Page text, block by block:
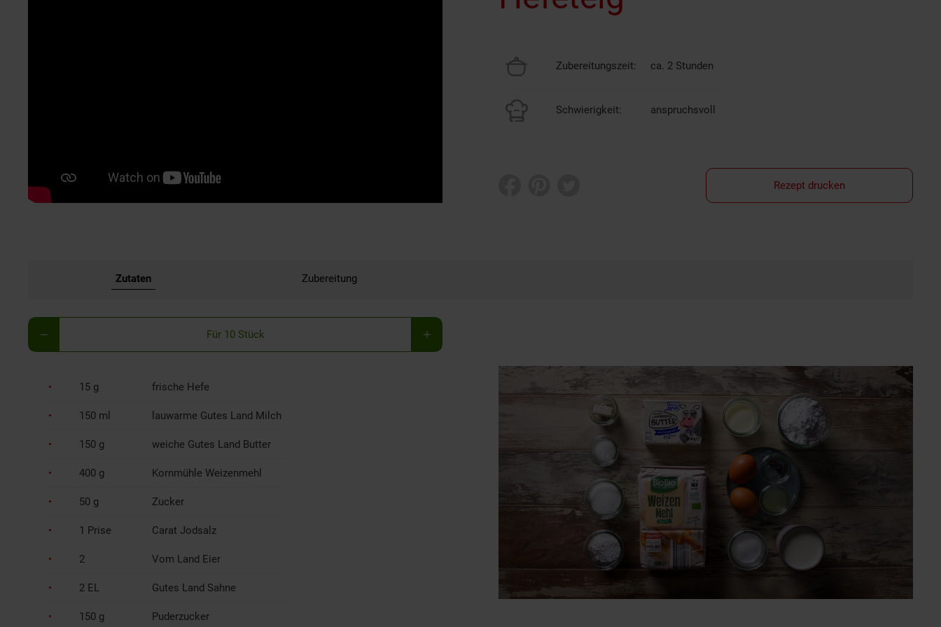
Zubereitungszeit: ca. 2 Stunden
Schwierigkeit: anspruchsvoll
Rezept drucken
Zutaten Zubereitung
Für 10 Stück
15 g frische Hefe
150 ml lauwarme Gutes Land Milch
150 g weiche Gutes Land Butter
400 g Kornmühle Weizenmehl
50 g Zucker
1 Prise Carat Jodsalz
2 Vom Land Eier
2 EL Gutes Land Sahne
150 g Puderzucker